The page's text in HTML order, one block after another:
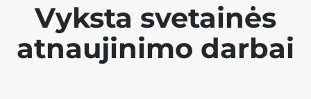
Vyksta svetainės
atnaujinimo darbai